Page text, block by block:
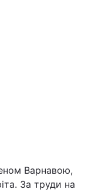
Варнавою,
За труди на